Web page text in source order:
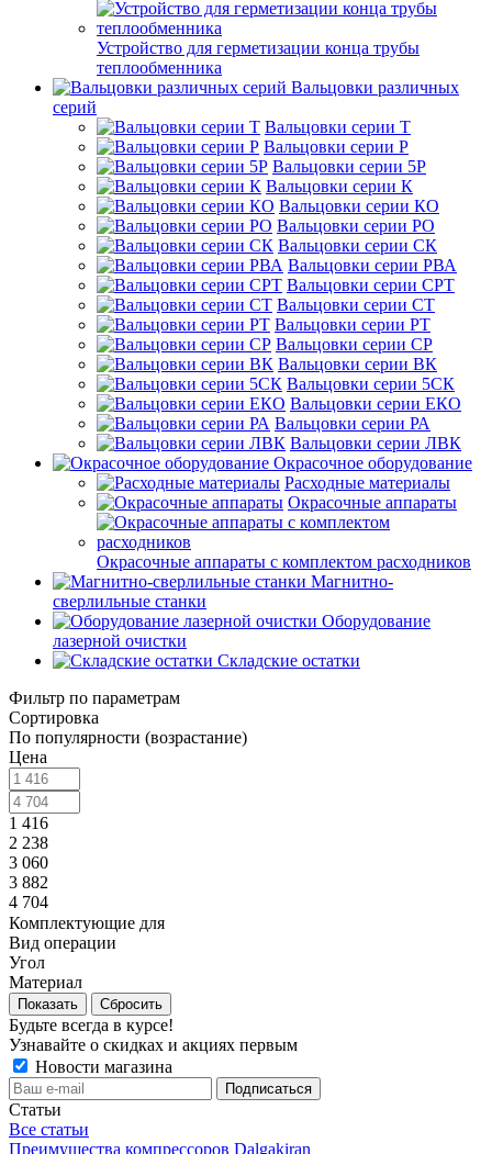
Устройство для герметизации конца трубы
теплообменника
Вальцовки различных
серий
Вальцовки серии Т
Вальцовки серии Р
Вальцовки серии 5Р
Вальцовки серии К
Вальцовки серии КО
Вальцовки серии РО
Вальцовки серии СК
Вальцовки серии РВА
Вальцовки серии СРТ
Вальцовки серии СТ
Вальцовки серии РТ
Вальцовки серии СР
Вальцовки серии ВК
Вальцовки серии 5СК
Вальцовки серии ЕКО
Вальцовки серии РА
Вальцовки серии ЛВК
Окрасочное оборудование
Расходные материалы
Окрасочные аппараты
Окрасочные аппараты с комплектом расходников
Магнитно-
сверлильные станки
Оборудование
лазерной очистки
Складские остатки
Фильтр по параметрам
Сортировка
По популярности (возрастание)
Цена
1 416
2 238
3 060
3 882
4 704
Комплектующие для
Вид операции
Угол
Материал
Сбросить
Будьте всегда в курсе!
Узнавайте о скидках и акциях первым
Новости магазина
Статьи
Все статьи
Преимущества компрессоров Dalgakiran